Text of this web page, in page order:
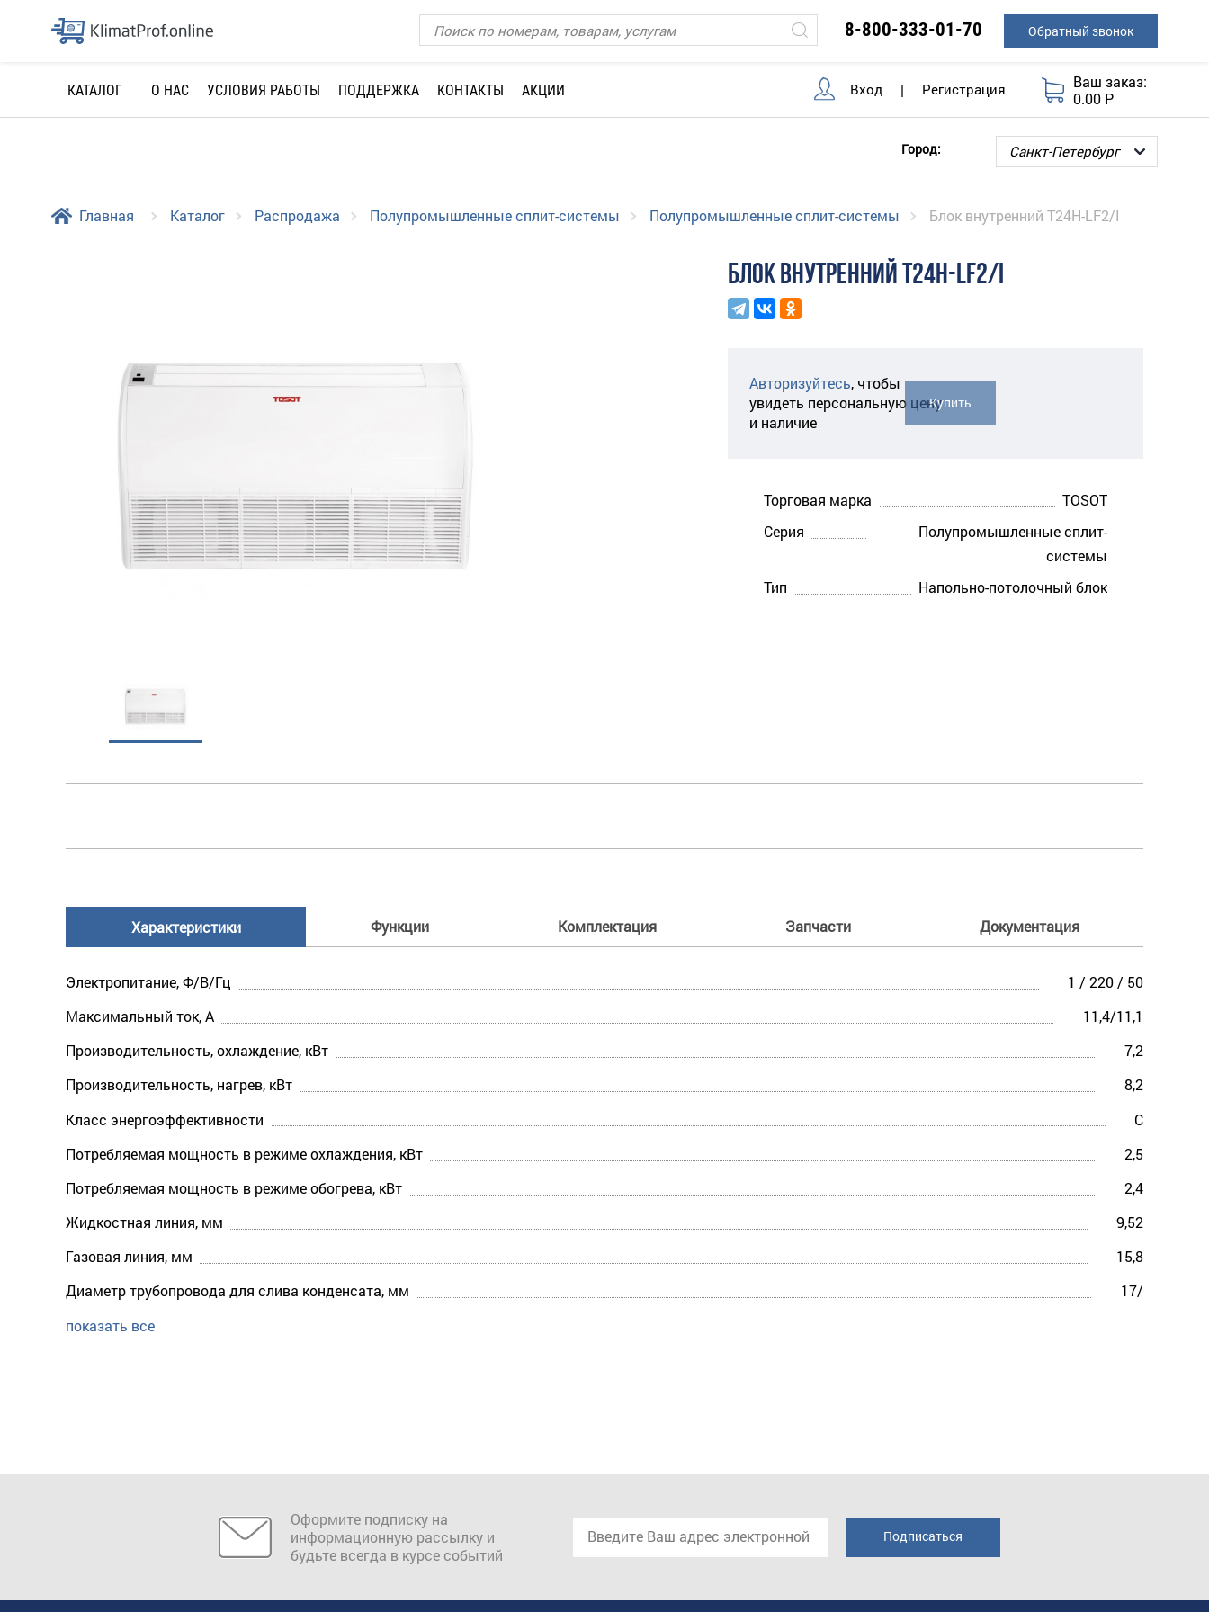
8-800-333-01-70 Обратный звонок
КАТАЛОГ О НАС УСЛОВИЯ РАБОТЫ ПОДДЕРЖКА КОНТАКТЫ АКЦИИ Вход | Регистрация
Ваш заказ:
0.00 Р
Город:
Главная Каталог Распродажа Полупромышленные сплит-системы Полупромышленные сплит-системы Блок внутренний T24H-LF2/I
БЛОК ВНУТРЕННИЙ T24H-LF2/I
Авторизуйтесь, чтобы
увидеть персональную цену
и наличие
Купить
Торговая марка
TOSOT
Серия
Полупромышленные сплит-
системы
Тип
Напольно-потолочный блок
Характеристики Функции Комплектация Запчасти Документация
Электропитание, Ф/В/Гц
1 / 220 / 50
Максимальный ток, А
11,4/11,1
Производительность, охлаждение, кВт
7,2
Производительность, нагрев, кВт
8,2
Класс энергоэффективности
C
Потребляемая мощность в режиме охлаждения, кВт
2,5
Потребляемая мощность в режиме обогрева, кВт
2,4
Жидкостная линия, мм
9,52
Газовая линия, мм
15,8
Диаметр трубопровода для слива конденсата, мм
17/
показать все
Оформите подписку на
информационную рассылку и
будьте всегда в курсе событий